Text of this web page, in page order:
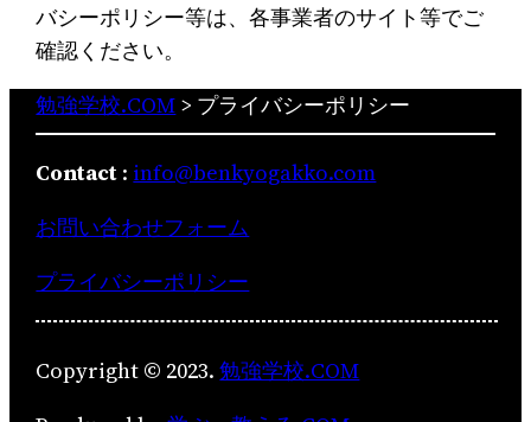
バシーポリシー等は、各事業者のサイト等でご
確認ください。
勉強学校.COM > プライバシーポリシー
Contact : info@benkyogakko.com
お問い合わせフォーム
プライバシーポリシー
Copyright © 2023.勉強学校.COM